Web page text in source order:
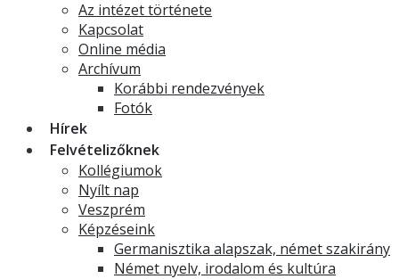
Az intézet története
Kapcsolat
Online média
Archívum
Korábbi rendezvények
Fotók
Hírek
Felvételizőknek
Kollégiumok
Nyílt nap
Veszprém
Képzéseink
Germanisztika alapszak, német szakirány
Német nyelv, irodalom és kultúra